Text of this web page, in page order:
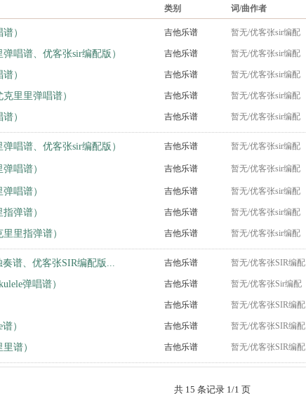
类别 词/曲作者
） 吉他乐谱 暂无/优客张sir编配
唱谱、优客张sir编配版） 吉他乐谱 暂无/优客张sir编配
） 吉他乐谱 暂无/优客张sir编配
里里弹唱谱） 吉他乐谱 暂无/优客张sir编配
） 吉他乐谱 暂无/优客张sir编配
唱谱、优客张sir编配版） 吉他乐谱 暂无/优客张sir编配
唱谱） 吉他乐谱 暂无/优客张sir编配
唱谱） 吉他乐谱 暂无/优客张sir编配
弹谱） 吉他乐谱 暂无/优客张sir编配
里指弹谱） 吉他乐谱 暂无/优客张sir编配
谱、优客张SIR编配版... 吉他乐谱 暂无/优客张SIR编配
弹唱谱） 吉他乐谱 暂无/优客张Sir编配
吉他乐谱 暂无/优客张SIR编配
） 吉他乐谱 暂无/优客张SIR编配
谱） 吉他乐谱 暂无/优客张SIR编配
共 15 条记录 1/1 页